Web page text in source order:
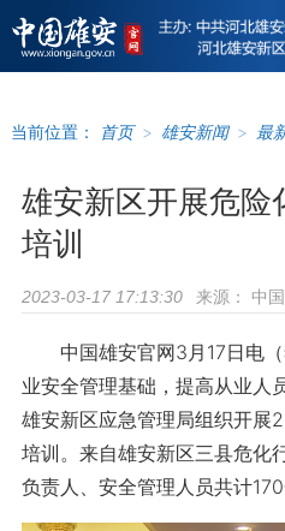
当前位置： 首页 > 雄安新闻 > 最
雄安新区开展危险
培训
2023-03-17 17:13:30 来源： 中
中国雄安官网3月17日电（
业安全管理基础，提高从业人
雄安新区应急管理局组织开展
培训。来自雄安新区三县危化
负责人、安全管理人员共计170